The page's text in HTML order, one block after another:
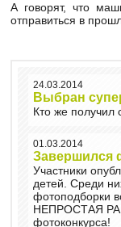
А говорят, что
отправиться в
24.03.2014
Выбран
Кто же получил
01.03.2014
Завершился
Участники
детей. Среди
фотоподборки
НЕПРОСТАЯ
фотоконкурса!